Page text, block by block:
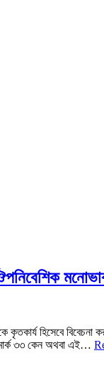
হিসেবে
৩৩ কেন অথবা এই…